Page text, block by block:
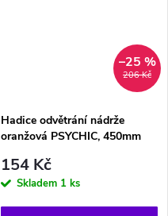
206 Kč
–25 %
Hadice odvětrání nádrže
oranžová PSYCHIC, 450mm
154 Kč
Skladem 1 ks